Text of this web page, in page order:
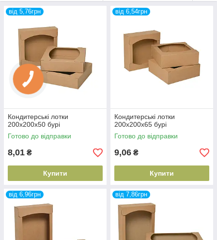
від 5,76грн
Кондитерські лотки
200х200х50 бурі
Готово до відправки
8,01 ₴
Купити
від 6,54грн
Кондитерські лотки
200х200х65 бурі
Готово до відправки
9,06 ₴
Купити
від 6,96грн від 7,86грн